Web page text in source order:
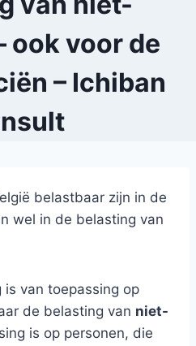
ook voor de
– Ichiban
belastbaar zijn in de
wel in de belasting van
is van toepassing op
de belasting van niet-
is op personen, die